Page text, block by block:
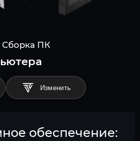
Сборка ПК
обеспечение: